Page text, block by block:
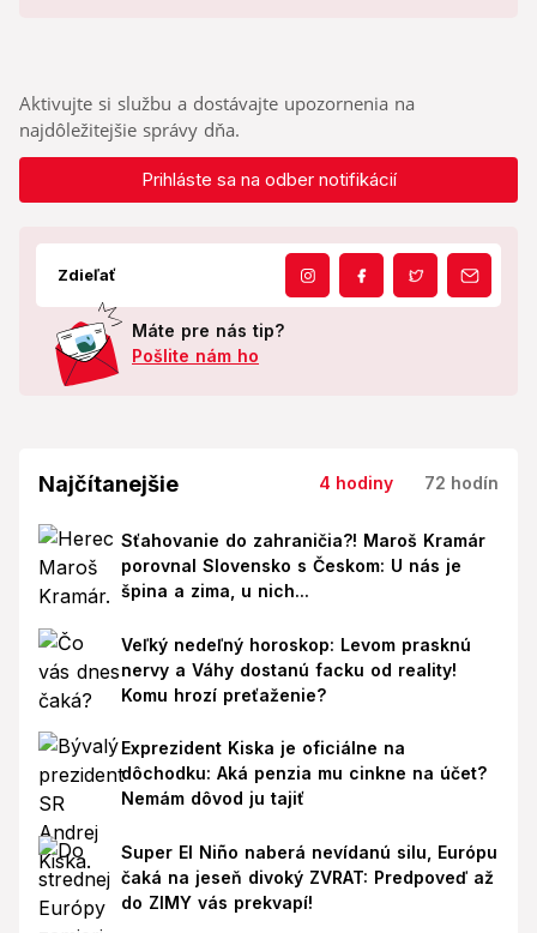
Aktivujte si službu a dostávajte upozornenia na
najdôležitejšie správy dňa.
Prihláste sa na odber notifikácií
Zdieľať
Máte pre nás tip?
Pošlite nám ho
Najčítanejšie 4 hodiny 72 hodín
Sťahovanie do zahraničia?! Maroš Kramár
porovnal Slovensko s Českom: U nás je
špina a zima, u nich...
Veľký nedeľný horoskop: Levom prasknú
nervy a Váhy dostanú facku od reality!
Komu hrozí preťaženie?
Exprezident Kiska je oficiálne na
dôchodku: Aká penzia mu cinkne na účet?
Nemám dôvod ju tajiť
Super El Niño naberá nevídanú silu, Európu
čaká na jeseň divoký ZVRAT: Predpoveď až
do ZIMY vás prekvapí!